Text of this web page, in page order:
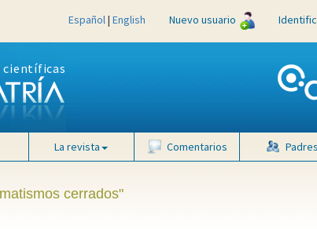
Español| English Nuevo usuario
científicas
La revista Comentarios Padres
cerrados"